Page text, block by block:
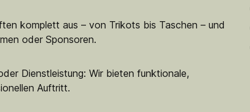
komplett aus – von Trikots bis Taschen – und
oder Sponsoren.
Dienstleistung: Wir bieten funktionale,
Auftritt.